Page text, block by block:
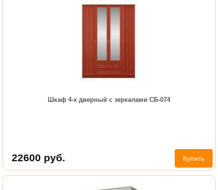
Шкаф 4-х дверный с зеркалами СБ-074
22600 руб. Купить